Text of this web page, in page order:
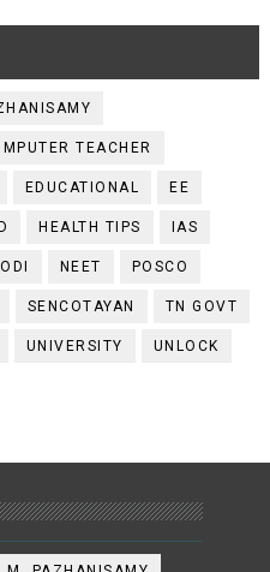
TEACHER
EDUCATIONAL EE
HEALTH TIPS IAS
NEET POSCO
SENCOTAYAN TN GOVT
UNIVERSITY UNLOCK